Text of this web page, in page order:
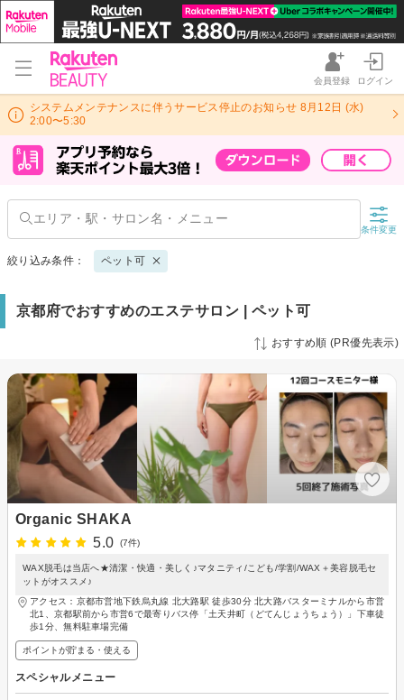
会員登録 ログイン
システムメンテナンスに伴うサービス停止のお知らせ 8月12日 (水)
2:00〜5:30
条件変更
絞り込み条件： ペット可
京都府でおすすめのエステサロン | ペット可
おすすめ順 (PR優先表示)
Organic SHAKA
5.0
(7件)
WAX脱毛は当店へ★清潔・快適・美しく♪マタニティ/こども/学割/WAX＋美容脱毛セ
ットがオススメ♪
アクセス：京都市営地下鉄烏丸線 北大路駅 徒歩30分 北大路バスターミナルから市営
北1、京都駅前から市営6で最寄りバス停「土天井町（どてんじょうちょう）」下車徒
歩1分、無料駐車場完備
ポイントが貯まる・使える
スペシャルメニュー